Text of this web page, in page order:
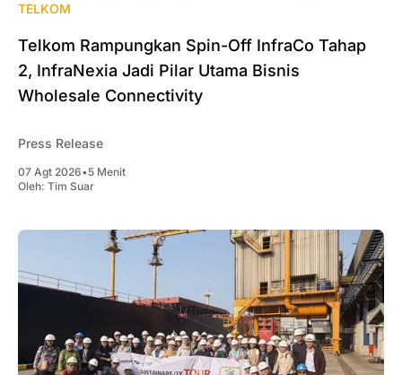
TELKOM
Telkom Rampungkan Spin-Off InfraCo Tahap
2, InfraNexia Jadi Pilar Utama Bisnis
Wholesale Connectivity
Press Release
07 Agt 2026•5 Menit
Oleh: Tim Suar